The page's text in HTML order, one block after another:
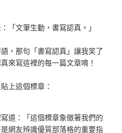
「文筆生動，書寫認真。」
，那句「書寫認真」讓我笑了
來寫這裡的每一篇文章唷！
上這個標章：
道：「這個標章象徵著我們的
網友辨識優質部落格的重要指